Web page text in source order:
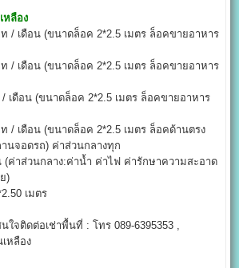
หลือง
/ เดือน (ขนาดล็อค 2*2.5 เมตร ล็อคขายอาหาร
/ เดือน (ขนาดล็อค 2*2.5 เมตร ล็อคขายอาหาร
เดือน (ขนาดล็อค 2*2.5 เมตร ล็อคขายอาหาร
/ เดือน (ขนาดล็อค 2*2.5 เมตร ล็อคด้านตรง
นจอดรถ) ค่าส่วนกลางทุก
(ค่าส่วนกลาง:ค่าน้ำ ค่าไฟ ค่ารักษาความสะอาด
)
เมตร
ใจติดต่อเช่าพื้นที่ : โทร 089-6395353 ,
หลือง